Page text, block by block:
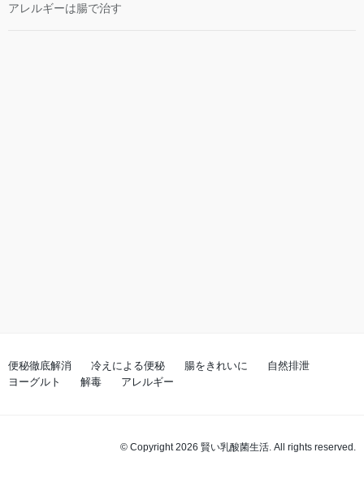
アレルギーは腸で治す
便秘徹底解消 冷えによる便秘 腸をきれいに
自然排泄
ヨーグルト
解毒 アレルギー
© Copyright 2026 賢い乳酸菌生活. All rights reserved.